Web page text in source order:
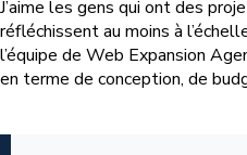
J’aime les gens qui ont des
réfléchissent au moins à
l’équipe de Web Expansion
en terme de conception, de